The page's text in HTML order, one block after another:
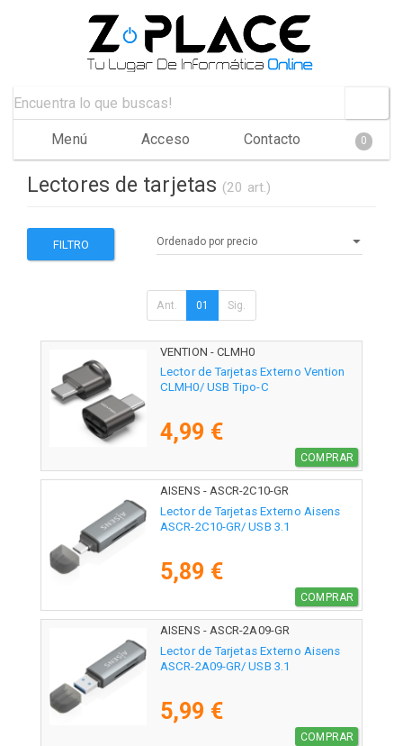
Menú Acceso Contacto 0
Lectores de tarjetas (20 art.)
FILTRO
Ant. 01 Sig.
VENTION - CLMH0
Lector de Tarjetas Externo Vention
CLMH0/ USB Tipo-C
4,99 €
COMPRAR
AISENS - ASCR-2C10-GR
Lector de Tarjetas Externo Aisens
ASCR-2C10-GR/ USB 3.1
5,89 €
COMPRAR
AISENS - ASCR-2A09-GR
Lector de Tarjetas Externo Aisens
ASCR-2A09-GR/ USB 3.1
5,99 €
COMPRAR